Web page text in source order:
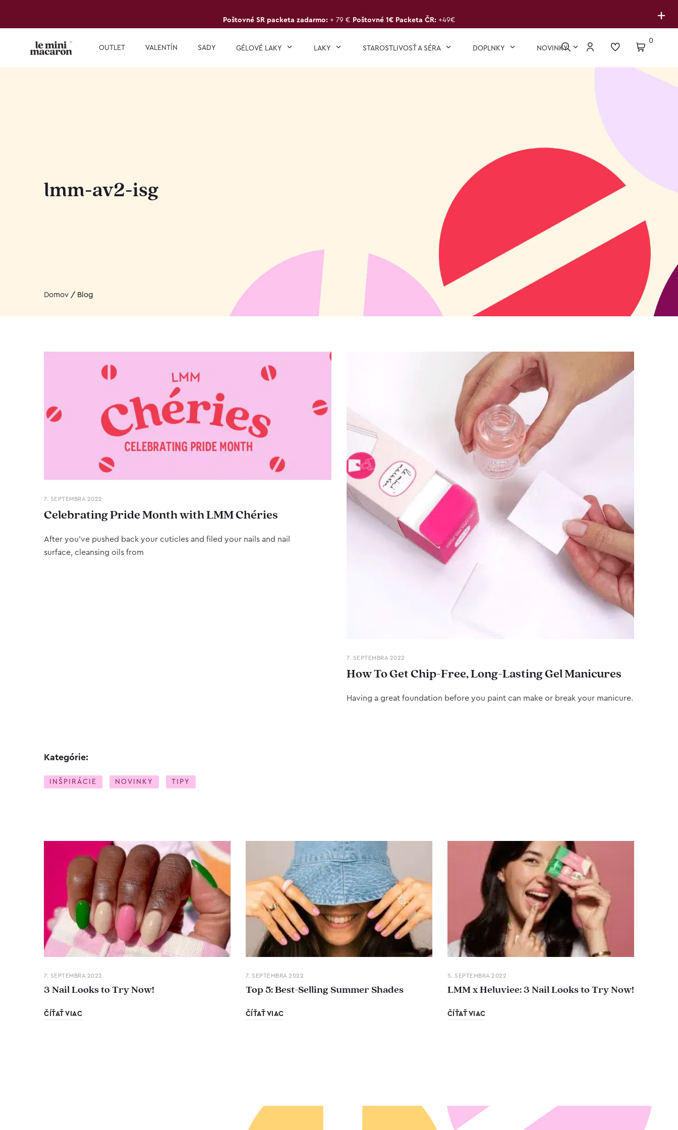
+
Poštovné SR packeta zadarmo: + 79 € Poštovné 1€ Packeta ČR: +49€
OUTLET VALENTÍN SADY GÉLOVÉ LAKY LAKY STAROSTLIVOSŤ A SÉRA DOPLNKY NOVINKY
0
lmm-av2-isg
Domov / Blog
7. SEPTEMBRA 2022
Celebrating Pride Month with LMM Chéries
After you’ve pushed back your cuticles and filed your nails and nail
surface, cleansing oils from
7. SEPTEMBRA 2022
How To Get Chip-Free, Long-Lasting Gel Manicures
Having a great foundation before you paint can make or break your manicure.
Kategórie:
INŠPIRÁCIE NOVINKY TIPY
7. SEPTEMBRA 2022
3 Nail Looks to Try Now!
ČÍŤAŤ VIAC
7. SEPTEMBRA 2022
Top 5: Best-Selling Summer Shades
ČÍŤAŤ VIAC
5. SEPTEMBRA 2022
LMM x Heluviee: 3 Nail Looks to Try Now!
ČÍŤAŤ VIAC